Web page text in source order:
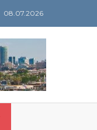
08.07.2026